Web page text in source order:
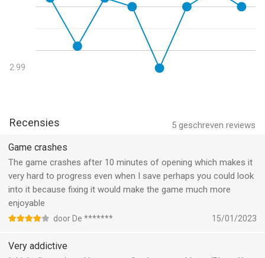
2.99
5 geschreven reviews
Recensies
Game crashes
The game crashes after 10 minutes of opening which makes it
very hard to progress even when I save perhaps you could look
into it because fixing it would make the game much more
enjoyable
door De ******* 15/01/2023
Very addictive